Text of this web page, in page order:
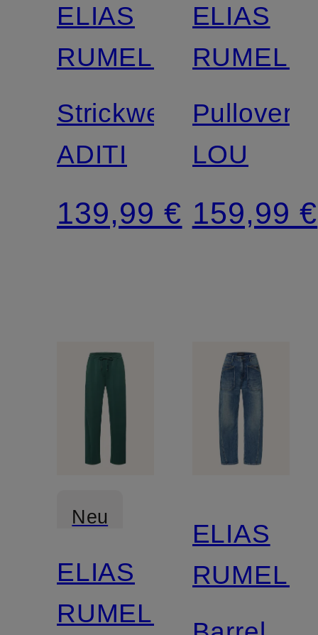
ELIAS
RUMELIS
Strickweste
ADITI
139,99 €
ELIAS
RUMELIS
Pullover
LOU
159,99 €
Neu
ELIAS
RUMELIS
ELIAS
RUMELIS